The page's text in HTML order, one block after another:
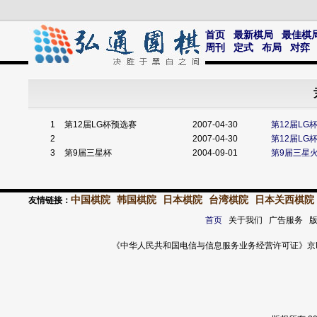
首页 最新棋局
最佳棋
周刊
定式 布局 对弈
1 第12届LG杯预选赛 2007-04-30
第12届LG
2
2007-04-30
第12届LG
3
第9届三星杯 2004-09-01 第9届三星
友情链接： 中国棋院 韩国棋院 日本棋院 台湾棋院 日本关西棋院
首页关于我们 广告服务
《中华人民共和国电信与信息服务业务经营许可证